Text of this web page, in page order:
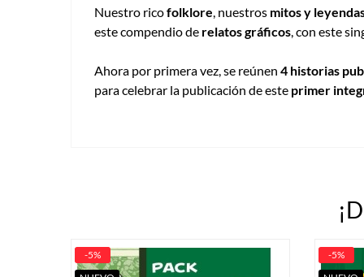
Nuestro ricofolklore , nuestros mitos y
este compendio de relatos gráficos , con este
Ahora por primera vez, se reúnen 4 historias
para celebrar la publicación de este primer
-5%
-5%